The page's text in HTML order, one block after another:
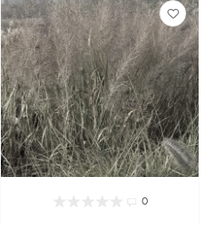
0